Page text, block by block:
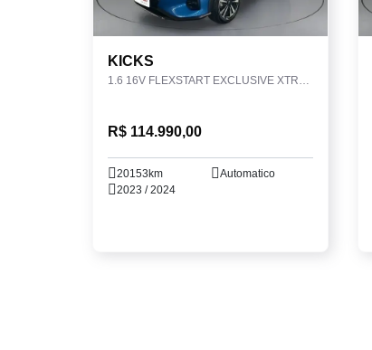
KICKS
1.6 16V FLEXSTART EXCLUSIVE XTRONIC
R$ 114.990,00
20153km
Automatico
2023 / 2024